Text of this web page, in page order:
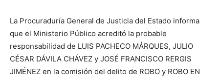
La Procuraduría General de Justicia del Estado informa
que el Ministerio Público acreditó la probable
responsabilidad de LUIS PACHECO MÁRQUES, JULIO
CÉSAR DÁVILA CHÁVEZ y JOSÉ FRANCISCO RERGIS
JIMÉNEZ en la comisión del delito de ROBO y ROBO EN